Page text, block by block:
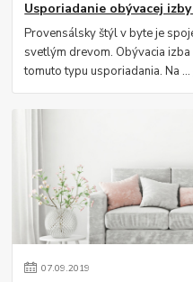
Usporiadanie obývacej
Provensálsky štýl v byte je
svetlým drevom. Obývacia
tomuto typu usporiadania. Na ...
07.09.2019